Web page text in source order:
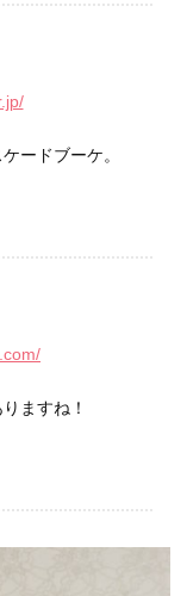
ードブーケ。
ますね！